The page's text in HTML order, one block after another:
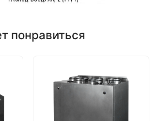
понравиться